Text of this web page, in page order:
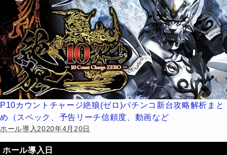
P10カウントチャージ絶狼(ゼロ)パチンコ新台攻略解析まと
め（スペック、予告リーチ信頼度、動画など
ホール導入2020年4月20日
ホール導入日